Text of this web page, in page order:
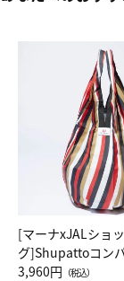
[マーナxJALショ
グ]Shupattoコン
Drop JAL客室乗務
3,960円 （税込）